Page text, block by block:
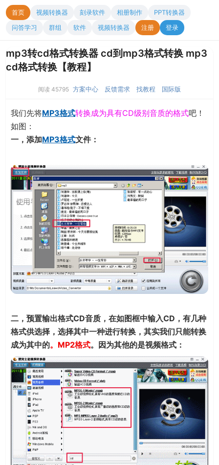
首页 视频转换器 刻录软件 相册制作
PPT转换器
问答学习
群组 软件 视频转换器 注册 登录
mp3转cd格式转换器 cd到mp3格式转换 mp3
cd格式转换【教程】
阅读 45795 方案中心 反馈需求 找教程 国际版
我们先将MP3格式转换成为具有CD级别音质的格式吧！
如图：
一，添加MP3格式文件：
二，预置输出格式CD音质，在如图框中输入CD，有几种
格式供选择，选择其中一种进行转换，其实我们只能转换
成为其中的。MP2格式。因为其他的是视频格式：